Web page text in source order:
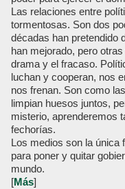
Las relaciones entre
tormentosas. Son dos
décadas han pretendido
han mejorado, pero
drama y el fracaso.
luchan y cooperan, nos
nos frenan. Son como
limpian huesos juntos,
misterio, aprenderemos
fechorías.
Los medios son la única
para poner y quitar
mundo.
[Más]